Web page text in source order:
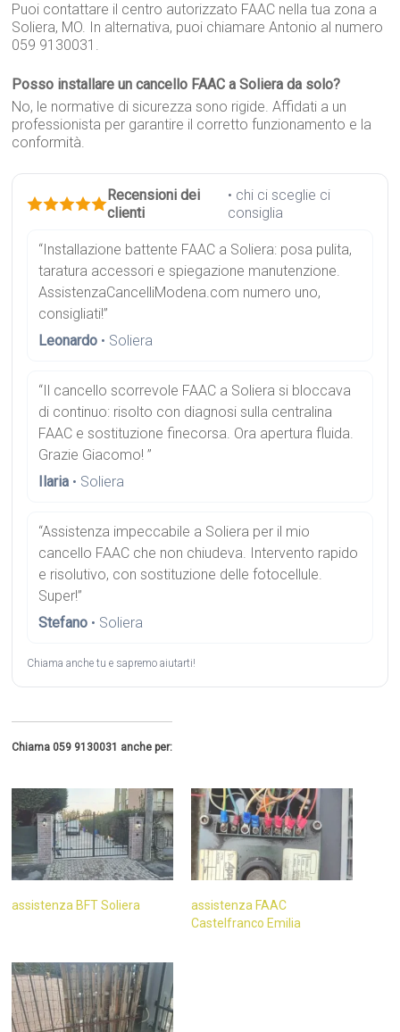
Puoi contattare il centro autorizzato FAAC nella tua zona a
Soliera, MO. In alternativa, puoi chiamare Antonio al numero
059 9130031.
Posso installare un cancello FAAC a Soliera da solo?
No, le normative di sicurezza sono rigide. Affidati a un
professionista per garantire il corretto funzionamento e la
conformità.
Recensioni dei
clienti
• chi ci sceglie ci
consiglia
“Installazione battente FAAC a Soliera: posa pulita,
taratura accessori e spiegazione manutenzione.
AssistenzaCancelliModena.com numero uno,
consigliati!”
Leonardo • Soliera
“Il cancello scorrevole FAAC a Soliera si bloccava
di continuo: risolto con diagnosi sulla centralina
FAAC e sostituzione finecorsa. Ora apertura fluida.
Grazie Giacomo! ”
Ilaria • Soliera
“Assistenza impeccabile a Soliera per il mio
cancello FAAC che non chiudeva. Intervento rapido
e risolutivo, con sostituzione delle fotocellule.
Super!”
Stefano • Soliera
Chiama anche tu e sapremo aiutarti!
Chiama 059 9130031 anche per:
assistenza BFT Soliera
assistenza FAAC
Castelfranco Emilia